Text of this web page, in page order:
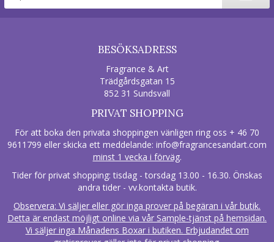
BESÖKSADRESS
Fragrance & Art
Trädgårdsgatan 15
852 31 Sundsvall
PRIVAT SHOPPING
För att boka den privata shoppingen vänligen ring oss + 46 70
9611799 eller skicka ett meddelande: info@fragrancesandart.com
minst 1 vecka i förväg.
Tider för privat shopping: tisdag - torsdag 13.00 - 16.30. Önskas
andra tider - vv.kontakta butik.
Observera: Vi säljer eller gör inga prover på begäran i vår butik.
Detta är endast möjligt online via vår Sample-tjänst på hemsidan.
Vi säljer inga Månadens Boxar i butiken. Erbjudandet om